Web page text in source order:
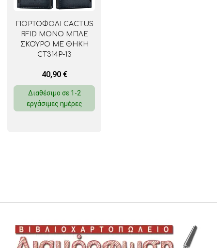
ΠΟΡΤΟΦΟΛΙ CACTUS
RFID ΜΟΝΟ ΜΠΛΕ
ΣΚΟΥΡΟ ΜΕ ΘΗΚΗ
CT314P-13
40,90 €
Διαθέσιμο σε 1-2
εργάσιμες ημέρες